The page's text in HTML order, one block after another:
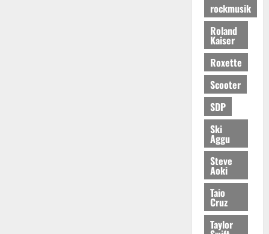
rockmusik
Roland
Kaiser
Roxette
Scooter
SDP
Ski
Aggu
Steve
Aoki
Taio
Cruz
Taylor